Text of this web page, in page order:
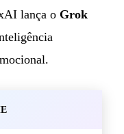
lança o Grok